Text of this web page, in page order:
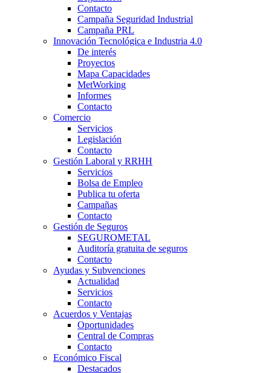
Contacto
Campaña Seguridad Industrial
Campaña PRL
Innovación Tecnológica e Industria 4.0
De interés
Proyectos
Mapa Capacidades
MetWorking
Informes
Contacto
Comercio
Servicios
Legislación
Contacto
Gestión Laboral y RRHH
Servicios
Bolsa de Empleo
Publica tu oferta
Campañas
Contacto
Gestión de Seguros
SEGUROMETAL
Auditoría gratuita de seguros
Contacto
Ayudas y Subvenciones
Actualidad
Servicios
Contacto
Acuerdos y Ventajas
Oportunidades
Central de Compras
Contacto
Económico Fiscal
Destacados